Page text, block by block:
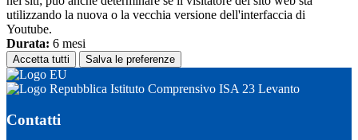
utilizzando la nuova o la vecchia versione dell'interfaccia di
Youtube.
Durata: 6 mesi
Accetta tutti Salva le preferenze
Istituto Comprensivo ISA 23 Levanto
Contatti